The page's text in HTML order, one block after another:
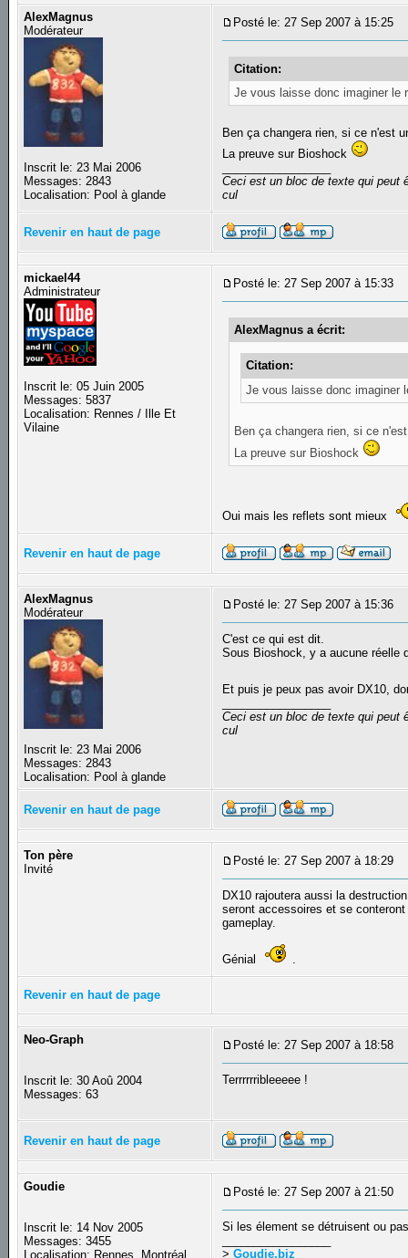
AlexMagnus
Modérateur
Inscrit le: 23 Mai 2006
Messages: 2843
Localisation: Pool à glande
Posté le: 27 Sep 2007 à 15:25
Citation:
Je vous laisse donc imaginer le
Ben ça changera rien, si ce n'est
La preuve sur Bioshock
Ceci est un bloc de texte qui peut
cul
Revenir en haut de page
mickael44
Administrateur
Inscrit le: 05 Juin 2005
Messages: 5837
Localisation: Rennes / Ille Et
Vilaine
Posté le: 27 Sep 2007 à 15:33
AlexMagnus a écrit:
Citation:
Je vous laisse donc imaginer
Ben ça changera rien, si ce
La preuve sur Bioshock
Oui mais les reflets sont mieux
Revenir en haut de page
AlexMagnus
Modérateur
Inscrit le: 23 Mai 2006
Messages: 2843
Localisation: Pool à glande
Posté le: 27 Sep 2007 à 15:36
C'est ce qui est dit.
Sous Bioshock, y a aucune réelle
Et puis je peux pas avoir DX10,
Ceci est un bloc de texte qui peut
cul
Revenir en haut de page
Ton père
Invité
Posté le: 27 Sep 2007 à 18:29
DX10 rajoutera aussi la
seront accessoires et se
gameplay.
Génial .
Revenir en haut de page
Neo-Graph
Inscrit le: 30 Aoû 2004
Messages: 63
Posté le: 27 Sep 2007 à 18:58
Terrrrrribleeeee !
Revenir en haut de page
Goudie
Inscrit le: 14 Nov 2005
Messages: 3455
Localisation: Rennes, Montréal...
Posté le: 27 Sep 2007 à 21:50
Si les élement se détruisent ou
>Goudie.biz